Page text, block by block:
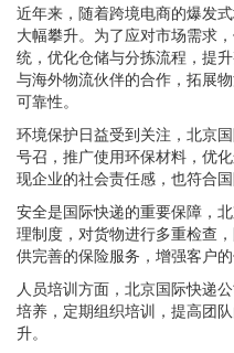
近年来，随着跨境电商的爆发
大幅攀升。为了应对市场需求
统，优化仓储与分拣流程，提
与海外物流伙伴的合作，拓展
可靠性。
环境保护日益受到关注，北京
号召，推广使用环保材料，优
现企业的社会责任感，也符合国
安全是国际快递的重要保障，
理制度，对货物进行多重检查
供完善的保险服务，增强客户的
人员培训方面，北京国际快递
培养，定期组织培训，提高团
升。